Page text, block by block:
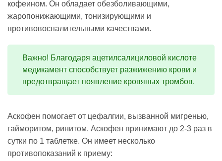
кофеином. Он обладает обезболивающими,
жаропонижающими, тонизирующими и
противовоспалительными качествами.
Важно! Благодаря ацетилсалициловой кислоте
медикамент способствует разжижению крови и
предотвращает появление кровяных тромбов.
Аскофен помогает от цефалгии, вызванной мигренью,
гайморитом, ринитом. Аскофен принимают до 2-3 раз в
сутки по 1 таблетке. Он имеет несколько
противопоказаний к приему: